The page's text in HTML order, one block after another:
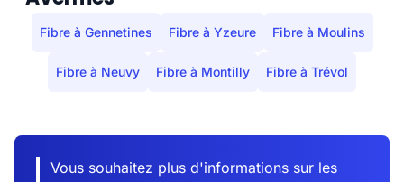
Fibre à Gennetines Fibre à Yzeure Fibre à Moulins
Fibre à Neuvy Fibre à Montilly Fibre à Trévol
Vous souhaitez plus d'informations sur les